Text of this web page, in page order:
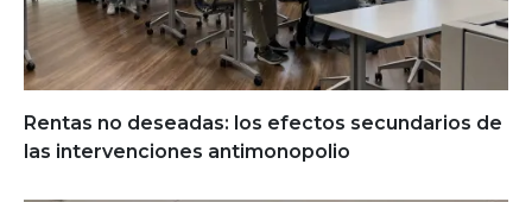
Rentas no deseadas: los efectos secundarios de
las intervenciones antimonopolio